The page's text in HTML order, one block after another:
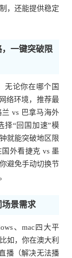
，还能提供稳定
一键突破限
无论你在哪个国
络环境，推荐最
vs 巴拿马海外
择“回国加速”模
就能突破地区限
外看捷克 vs 墨
避免手动切换节
景需求
、mac四大平
如，你在澳大利
播（解决无法播